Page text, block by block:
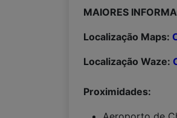
MAIORES
Localização Maps:
Localização Waze:
Proximidades: